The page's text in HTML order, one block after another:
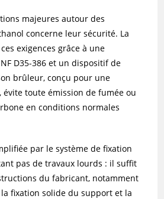
majeures autour des
concerne leur sécurité. La
exigences grâce à une
D35-386 et un dispositif de
brûleur, conçu pour une
toute émission de fumée ou
en conditions normales
par le système de fixation
pas de travaux lourds : il suffit
du fabricant, notamment
fixation solide du support et la